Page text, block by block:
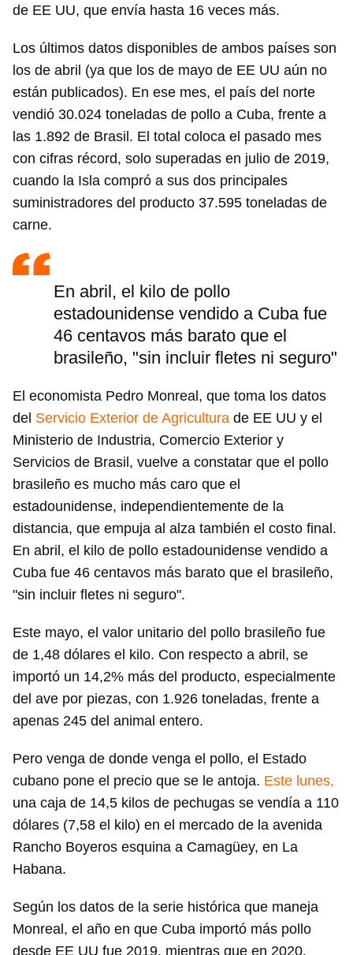
de EE UU, que envía hasta 16 veces más.
Los últimos datos disponibles de ambos países son
los de abril (ya que los de mayo de EE UU aún no
están publicados). En ese mes, el país del norte
vendió 30.024 toneladas de pollo a Cuba, frente a
las 1.892 de Brasil. El total coloca el pasado mes
con cifras récord, solo superadas en julio de 2019,
cuando la Isla compró a sus dos principales
suministradores del producto 37.595 toneladas de
carne.
En abril, el kilo de pollo
estadounidense vendido a Cuba fue
46 centavos más barato que el
brasileño, "sin incluir fletes ni seguro"
El economista Pedro Monreal, que toma los datos
del Servicio Exterior de Agricultura de EE UU y el
Ministerio de Industria, Comercio Exterior y
Servicios de Brasil, vuelve a constatar que el pollo
brasileño es mucho más caro que el
estadounidense, independientemente de la
distancia, que empuja al alza también el costo final.
En abril, el kilo de pollo estadounidense vendido a
Cuba fue 46 centavos más barato que el brasileño,
"sin incluir fletes ni seguro".
Este mayo, el valor unitario del pollo brasileño fue
de 1,48 dólares el kilo. Con respecto a abril, se
importó un 14,2% más del producto, especialmente
del ave por piezas, con 1.926 toneladas, frente a
apenas 245 del animal entero.
Pero venga de donde venga el pollo, el Estado
cubano pone el precio que se le antoja. Este lunes,
una caja de 14,5 kilos de pechugas se vendía a 110
dólares (7,58 el kilo) en el mercado de la avenida
Rancho Boyeros esquina a Camagüey, en La
Habana.
Según los datos de la serie histórica que maneja
Monreal, el año en que Cuba importó más pollo
desde EE UU fue 2019, mientras que en 2020,